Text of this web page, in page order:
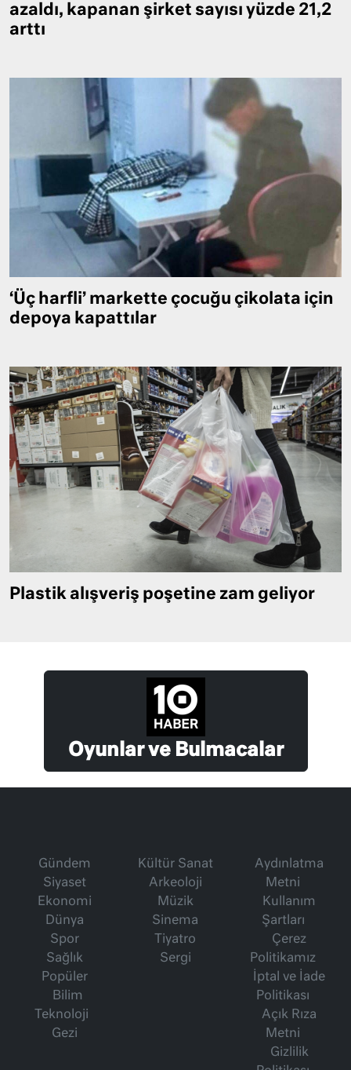
azaldı, kapanan şirket sayısı yüzde 21,2
arttı
‘Üç harfli’ markette çocuğu çikolata için
depoya kapattılar
Plastik alışveriş poşetine zam geliyor
Oyunlar ve Bulmacalar
Gündem
Siyaset
Ekonomi
Dünya
Spor
Sağlık
Popüler
Bilim
Teknoloji
Gezi
Kültür Sanat
Arkeoloji
Müzik
Sinema
Tiyatro
Sergi
Aydınlatma
Metni
Kullanım
Şartları
Çerez
Politikamız
İptal ve İade
Politikası
Açık Rıza
Metni
Gizlilik